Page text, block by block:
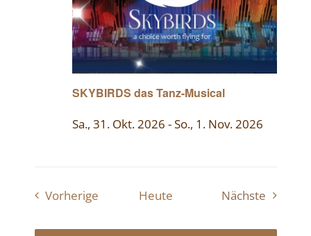
SKYBIRDS das Tanz-Musical
Sa., 31. Okt. 2026 -So., 1. Nov. 2026
Vorherige Veranstaltungen
Heute
Nächste